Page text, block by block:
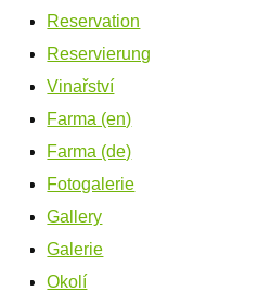
Reservation
Reservierung
Vinařství
Farma (en)
Farma (de)
Fotogalerie
Gallery
Galerie
Okolí